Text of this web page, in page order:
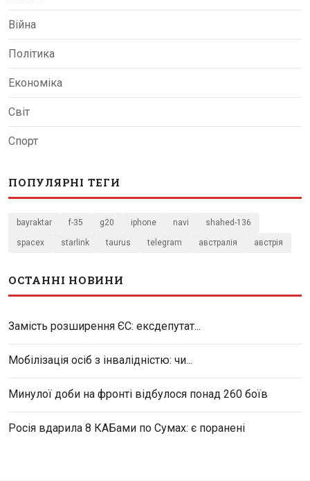
Війна
Політика
Економіка
Світ
Спорт
ПОПУЛЯРНІ ТЕГИ
bayraktar f-35 g20 iphone navi shahed-136
spacex starlink taurus telegram австралія австрія
ОСТАННІ НОВИНИ
Замість розширення ЄС: ексдепутат...
Мобілізація осіб з інвалідністю: чи...
Минулої доби на фронті відбулося понад 260 боїв
Росія вдарила 8 КАБами по Сумах: є поранені